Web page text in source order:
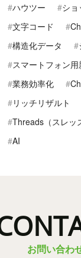
ハウツー ショ
文字コード
構造化データ
スマートフォン
業務効率化
リッチリザルト
Threads（スレッ
AI
お問い合わ